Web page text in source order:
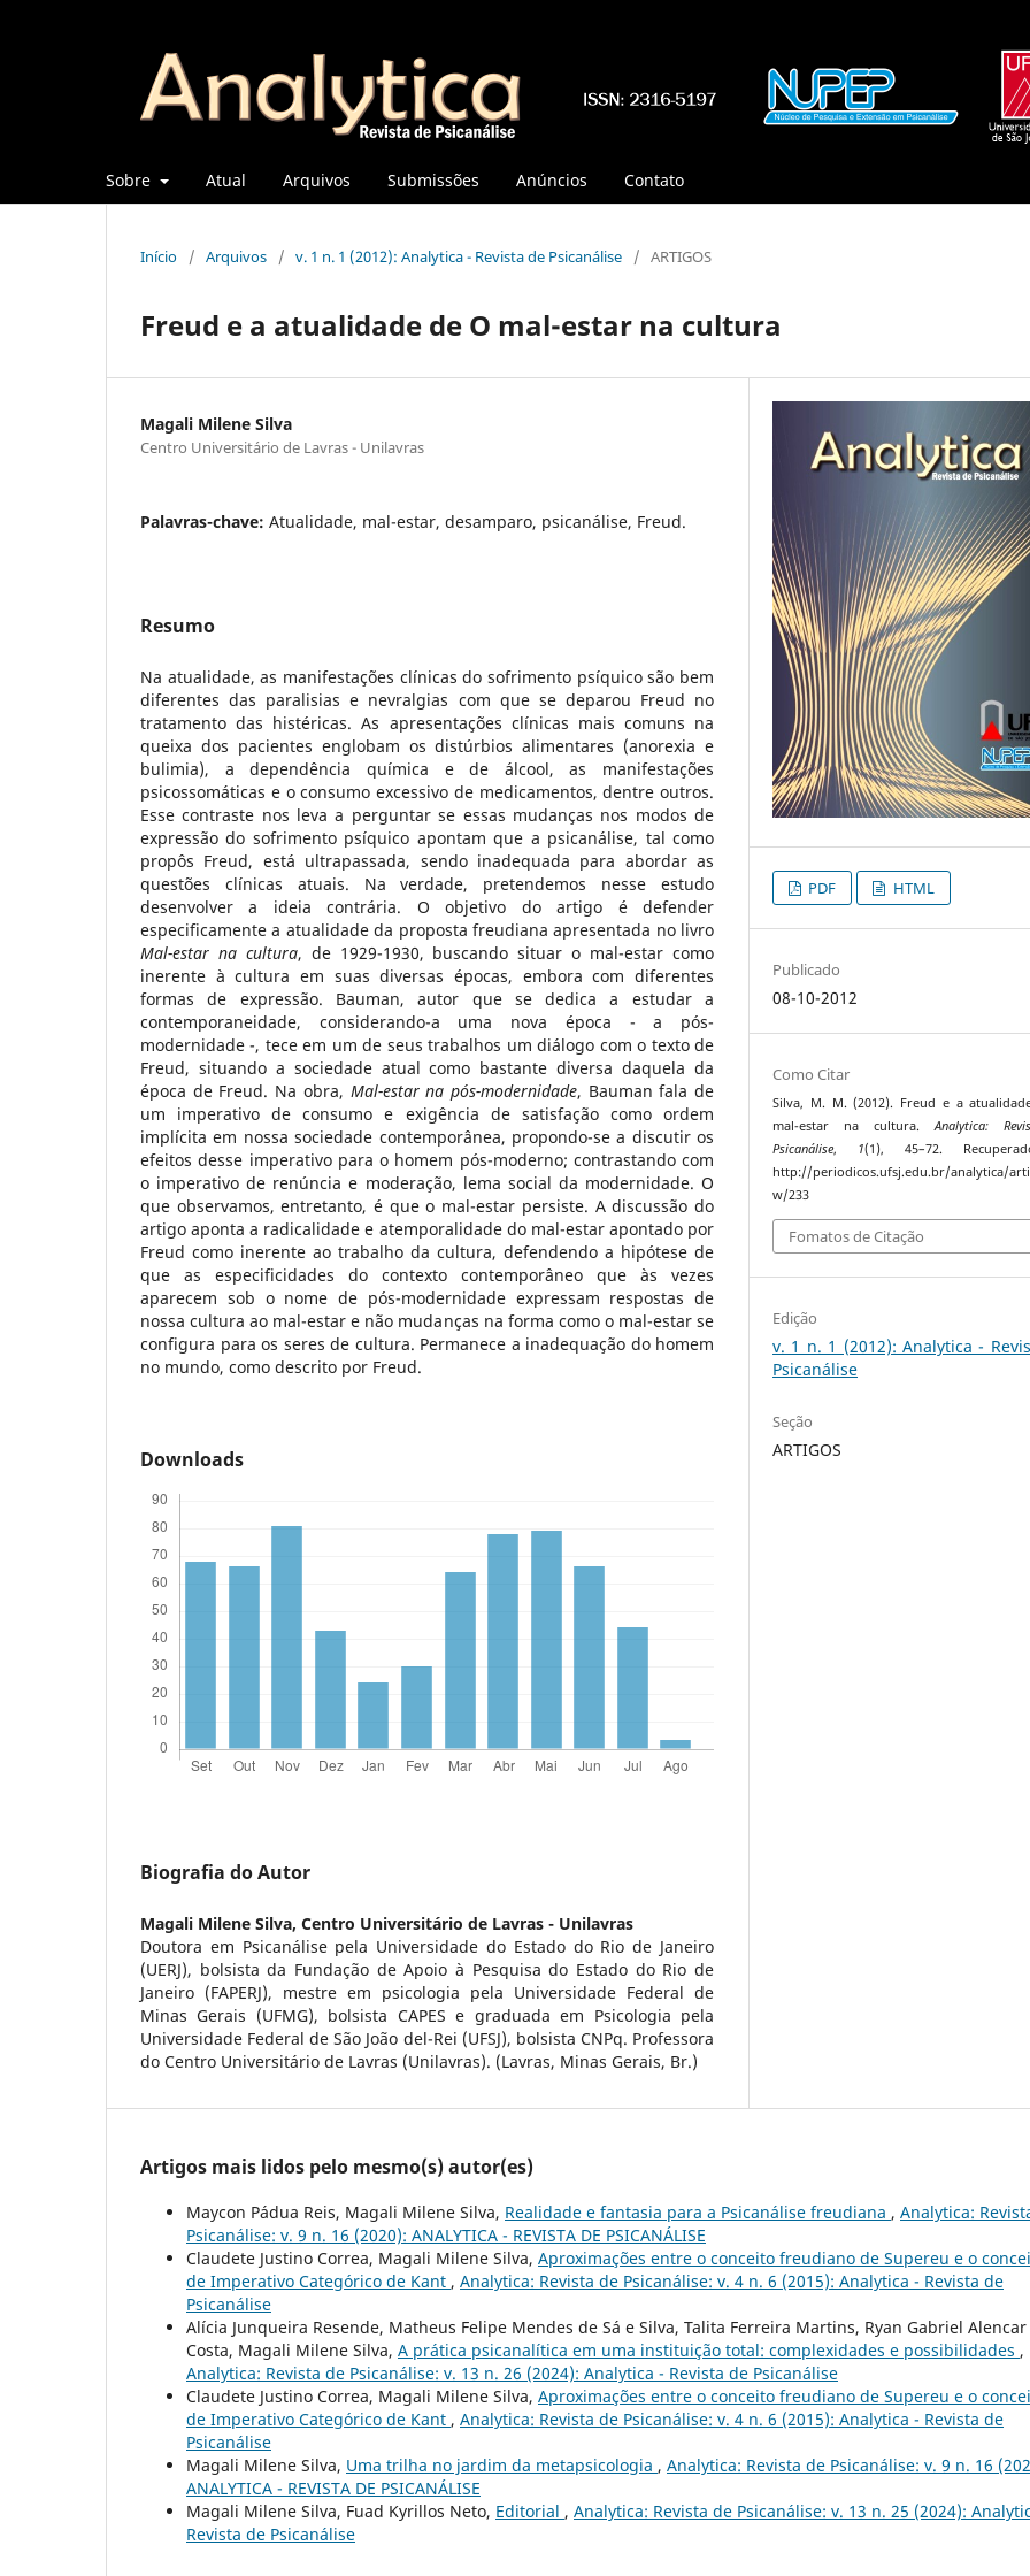
Sobre Atual Arquivos Submissões Anúncios Contato
Início / Arquivos / v. 1 n. 1 (2012): Analytica - Revista de Psicanálise / ARTIGOS
Freud e a atualidade de O mal-estar na cultura
Magali Milene Silva
Centro Universitário de Lavras - Unilavras
Palavras-chave: Atualidade, mal-estar, desamparo, psicanálise, Freud.
Resumo
Na atualidade, as manifestações clínicas do sofrimento psíquico são bem
diferentes das paralisias e nevralgias com que se deparou Freud no
tratamento das histéricas. As apresentações clínicas mais comuns na
queixa dos pacientes englobam os distúrbios alimentares (anorexia e
bulimia), a dependência química e de álcool, as manifestações
psicossomáticas e o consumo excessivo de medicamentos, dentre outros.
Esse contraste nos leva a perguntar se essas mudanças nos modos de
expressão do sofrimento psíquico apontam que a psicanálise, tal como
propôs Freud, está ultrapassada, sendo inadequada para abordar as
questões clínicas atuais. Na verdade, pretendemos nesse estudo
desenvolver a ideia contrária. O objetivo do artigo é defender
especificamente a atualidade da proposta freudiana apresentada no livro
Mal-estar na cultura, de 1929-1930, buscando situar o mal-estar como
inerente à cultura em suas diversas épocas, embora com diferentes
formas de expressão. Bauman, autor que se dedica a estudar a
contemporaneidade, considerando-a uma nova época - a pós-
modernidade -, tece em um de seus trabalhos um diálogo com o texto de
Freud, situando a sociedade atual como bastante diversa daquela da
época de Freud. Na obra, Mal-estar na pós-modernidade, Bauman fala de
um imperativo de consumo e exigência de satisfação como ordem
implícita em nossa sociedade contemporânea, propondo-se a discutir os
efeitos desse imperativo para o homem pós-moderno; contrastando com
o imperativo de renúncia e moderação, lema social da modernidade. O
que observamos, entretanto, é que o mal-estar persiste. A discussão do
artigo aponta a radicalidade e atemporalidade do mal-estar apontado por
Freud como inerente ao trabalho da cultura, defendendo a hipótese de
que as especificidades do contexto contemporâneo que às vezes
aparecem sob o nome de pós-modernidade expressam respostas de
nossa cultura ao mal-estar e não mudanças na forma como o mal-estar se
configura para os seres de cultura. Permanece a inadequação do homem
no mundo, como descrito por Freud.
Downloads
Biografia do Autor
Magali Milene Silva, Centro Universitário de Lavras - Unilavras
Doutora em Psicanálise pela Universidade do Estado do Rio de Janeiro
(UERJ), bolsista da Fundação de Apoio à Pesquisa do Estado do Rio de
Janeiro (FAPERJ), mestre em psicologia pela Universidade Federal de
Minas Gerais (UFMG), bolsista CAPES e graduada em Psicologia pela
Universidade Federal de São João del-Rei (UFSJ), bolsista CNPq. Professora
do Centro Universitário de Lavras (Unilavras). (Lavras, Minas Gerais, Br.)
PDF HTML
Publicado
08-10-2012
Como Citar
Silva, M. M. (2012). Freud e a
mal-estar na cultura.Analytica:
Psicanálise, 1(1), 45–72.
http://periodicos.ufsj.edu.br/analytica/
w/233
Fomatos de Citação
Edição
v. 1 n. 1 (2012): Analytica -
Psicanálise
Seção
ARTIGOS
Artigos mais lidos pelo mesmo(s) autor(es)
Maycon Pádua Reis, Magali Milene Silva, Realidade e fantasia para a Psicanálise freudiana , Analytica:
Psicanálise: v. 9 n. 16 (2020): ANALYTICA - REVISTA DE PSICANÁLISE
Claudete Justino Correa, Magali Milene Silva, Aproximações entre o conceito freudiano de Supereu e o
de Imperativo Categórico de Kant , Analytica: Revista de Psicanálise: v. 4 n. 6 (2015): Analytica - Revista de
Psicanálise
Alícia Junqueira Resende, Matheus Felipe Mendes de Sá e Silva, Talita Ferreira Martins, Ryan Gabriel Alencar
Costa, Magali Milene Silva, A prática psicanalítica em uma instituição total: complexidades e possibilidades ,
Analytica: Revista de Psicanálise: v. 13 n. 26 (2024): Analytica - Revista de Psicanálise
Claudete Justino Correa, Magali Milene Silva, Aproximações entre o conceito freudiano de Supereu e o
de Imperativo Categórico de Kant , Analytica: Revista de Psicanálise: v. 4 n. 6 (2015): Analytica - Revista de
Psicanálise
Magali Milene Silva, Uma trilha no jardim da metapsicologia , Analytica: Revista de Psicanálise: v. 9 n. 16
ANALYTICA - REVISTA DE PSICANÁLISE
Magali Milene Silva, Fuad Kyrillos Neto, Editorial , Analytica: Revista de Psicanálise: v. 13 n. 25 (2024):
Revista de Psicanálise